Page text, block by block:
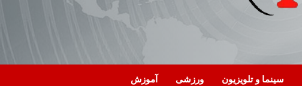
سینما و تلویزیون ورزشی آموزش